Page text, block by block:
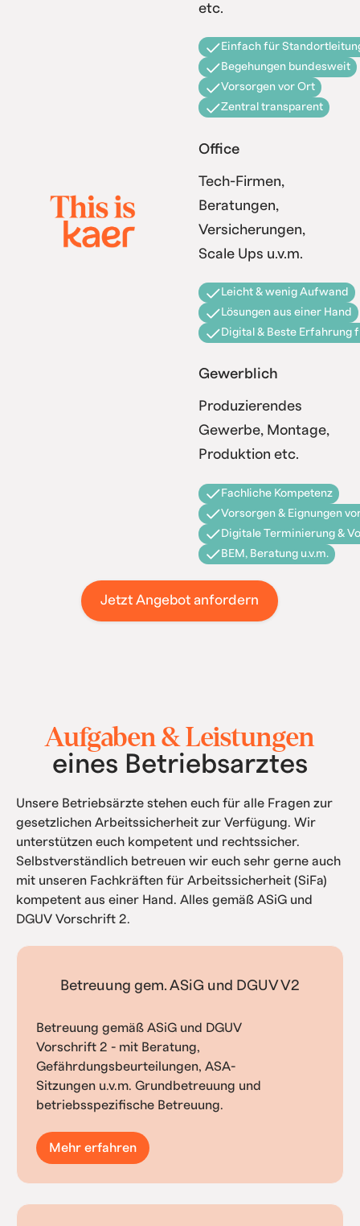
etc.
Einfach für
Begehungen bundesweit
Vorsorgen vor Ort
Zentral transparent
Office
Tech-Firmen,
Beratungen,
Versicherungen,
Scale Ups u.v.m.
Leicht & wenig Aufwand
Lösungen aus einer Hand
Digital & Beste Erfahrung
Gewerblich
Produzierendes
Gewerbe, Montage,
Produktion etc.
Fachliche Kompetenz
Vorsorgen & Eignungen
Digitale Terminierung &
BEM, Beratung u.v.m.
Jetzt Angebot anfordern
Aufgaben & Leistungen
eines Betriebsarztes
Unsere Betriebsärzte stehen euch für alle Fragen zur
gesetzlichen Arbeitssicherheit zur Verfügung. Wir
unterstützen euch kompetent und rechtssicher.
Selbstverständlich betreuen wir euch sehr gerne auch
mit unseren Fachkräften für Arbeitssicherheit (SiFa)
kompetent aus einer Hand. Alles gemäß ASiG und
DGUV Vorschrift 2.
Betreuung gem. ASiG und DGUV V2
Betreuung gemäß ASiG und DGUV
Vorschrift 2 - mit Beratung,
Gefährdungsbeurteilungen, ASA-
Sitzungen u.v.m. Grundbetreuung und
betriebsspezifische Betreuung.
Mehr erfahren